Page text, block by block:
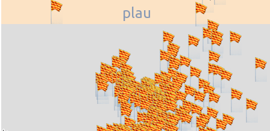
plau